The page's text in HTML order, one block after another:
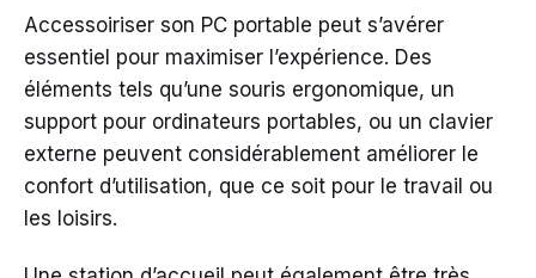
Accessoiriser son PC portable peut s’avérer
essentiel pour maximiser l’expérience. Des
éléments tels qu’une souris ergonomique, un
support pour ordinateurs portables, ou un clavier
externe peuvent considérablement améliorer le
confort d’utilisation, que ce soit pour le travail ou
les loisirs.